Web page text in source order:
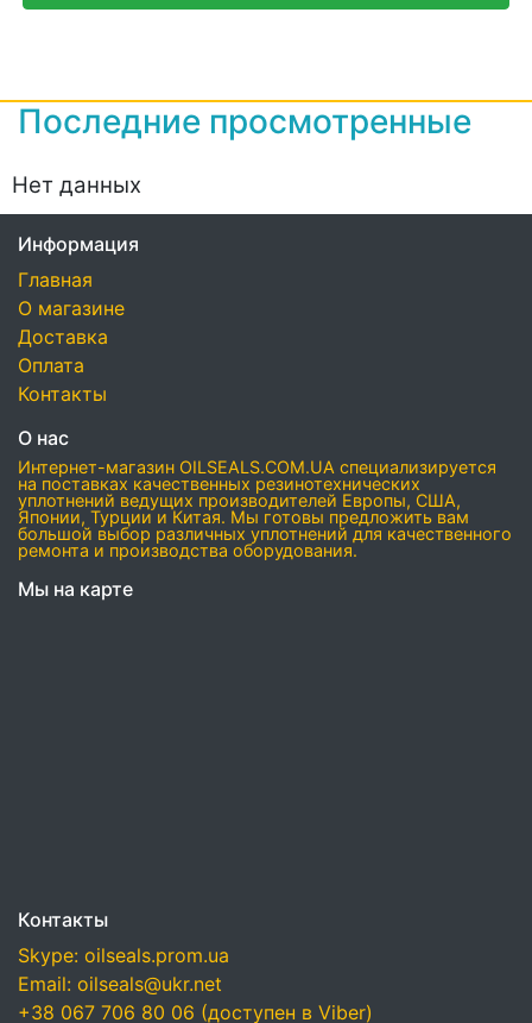
Последние просмотренные
Нет данных
Информация
Главная
О магазине
Доставка
Оплата
Контакты
О нас
Интернет-магазин OILSEALS.COM.UA специализируется
на поставках качественных резинотехнических
уплотнений ведущих производителей Европы, США,
Японии, Турции и Китая. Мы готовы предложить вам
большой выбор различных уплотнений для качественного
ремонта и производства оборудования.
Мы на карте
Контакты
Skype: oilseals.prom.ua
Email: oilseals@ukr.net
+38 067 706 80 06 (доступен в Viber)